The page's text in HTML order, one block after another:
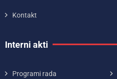
Kontakt
Interni akti
Programi rada